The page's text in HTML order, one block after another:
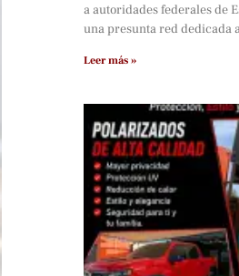
a autoridades federales de
una presunta red dedicada
Leer más »